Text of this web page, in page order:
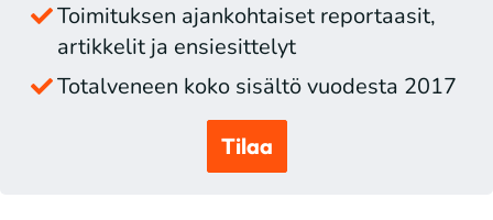
Toimituksen ajankohtaiset reportaasit,
artikkelit ja ensiesittelyt
Totalveneen koko sisältö vuodesta 2017
Tilaa